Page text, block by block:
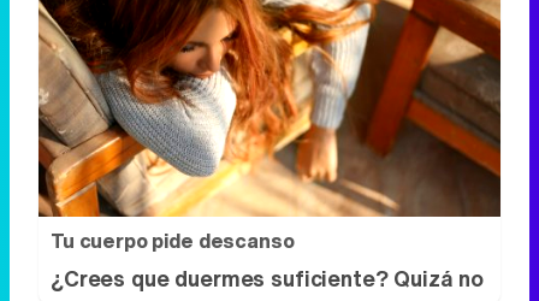
Tu cuerpo pide descanso
¿Crees que duermes suficiente? Quizá no